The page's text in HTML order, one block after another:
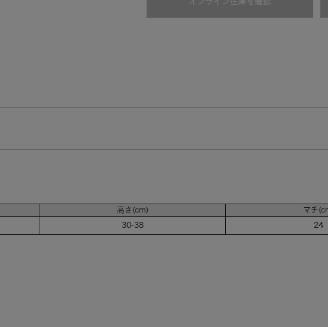
高さ(cm)
30-38
マチ
24